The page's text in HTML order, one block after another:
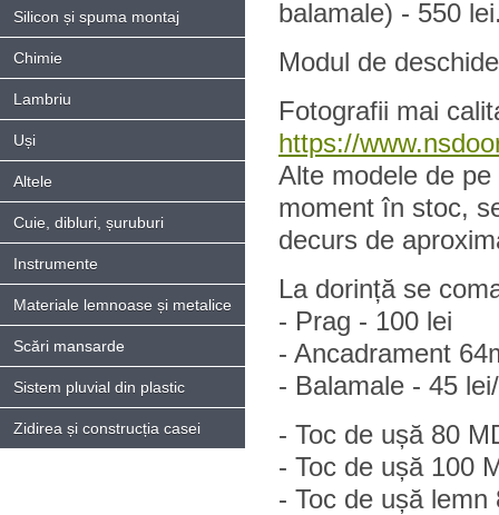
Silicon și spuma montaj
Chimie
Lambriu
Uși
Altele
Cuie, dibluri, șuruburi
Instrumente
Materiale lemnoase și metalice
Scări mansarde
Sistem pluvial din plastic
Zidirea și construcția casei
balamale) - 550
Modul de
Fotografii mai
https://
Alte modele de
moment în stoc,
decurs de
La dorință se
- Prag - 100 lei
- Ancadrament
- Balamale - 45
- Toc de ușă 80
- Toc de ușă 100
- Toc de ușă